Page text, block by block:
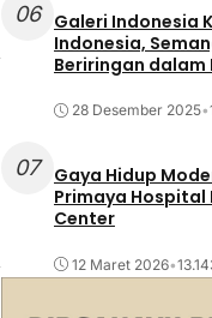
06
Galeri Indonesia
Indonesia,
Beriringan dalam
28 Desember 2025•
07
Gaya Hidup
Primaya Hospital
Center
12 Maret 2026•